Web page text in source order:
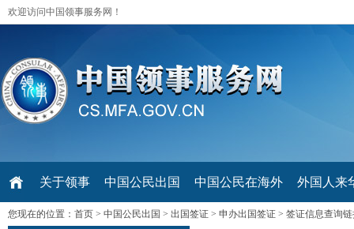
欢迎访问中国领事服务网！
关于领事 中国公民出国 中国公民在海外 外国人来
您现在的位置： 首页 > 中国公民出国 > 出国签证 > 申办出国签证 > 签证信息查询